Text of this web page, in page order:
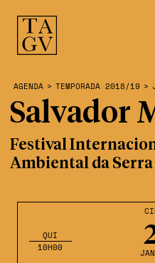
JAN
QUI
10H00
AGENDA > TEMPORADA 2018/19 >
Salvador
Festival
Ambiental da Serra